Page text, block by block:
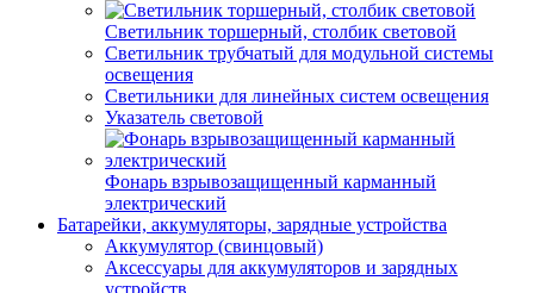
Светильник торшерный, столбик световой
Светильник трубчатый для модульной системы
освещения
Светильники для линейных систем освещения
Указатель световой
Фонарь взрывозащищенный карманный
электрический
Батарейки, аккумуляторы, зарядные устройства
Аккумулятор (свинцовый)
Аксессуары для аккумуляторов и зарядных
устройств